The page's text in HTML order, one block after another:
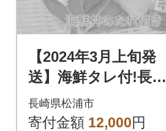
【2024年3月上旬発
送】海鮮タレ付!長崎
県産本まぐろ&真鯛
柵セット2種300g
長崎県松浦市
寄付金額 12,000円